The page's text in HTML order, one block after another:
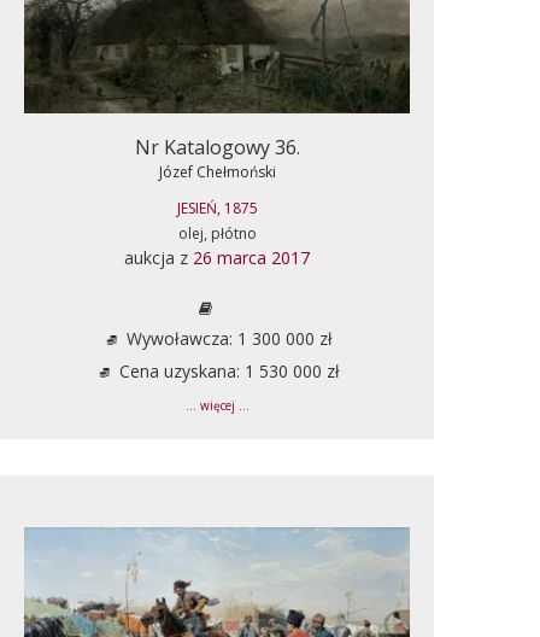
Nr Katalogowy 36.
Józef Chełmoński
JESIEŃ, 1875
olej, płótno
aukcja z 26 marca 2017
Wywoławcza: 1 300 000 zł
Cena uzyskana: 1 530 000 zł
... więcej ...